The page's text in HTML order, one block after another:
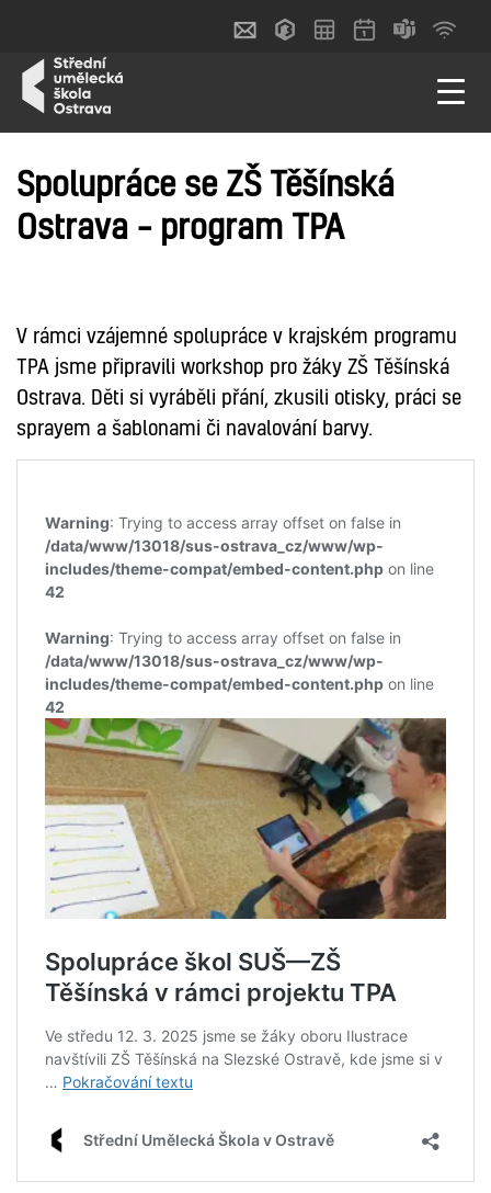
Spolupráce se ZŠ Těšínská
Ostrava – program TPA
V rámci vzájemné spolupráce v krajském programu
TPA jsme připravili workshop pro žáky ZŠ Těšínská
Ostrava. Děti si vyráběli přání, zkusili otisky, práci se
sprayem a šablonami či navalování barvy.